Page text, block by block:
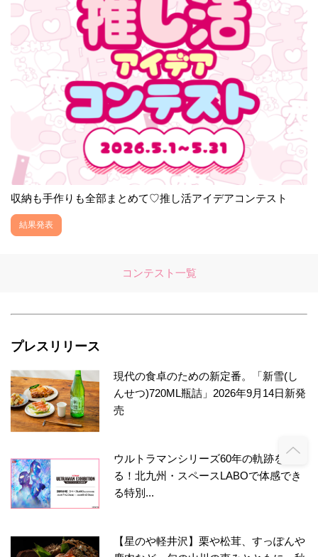
収納も手作りも全部まとめて♡推し活アイデアコンテスト
結果発表
コンテスト一覧
プレスリリース
現代の食卓のための新定番。「新雪(し
んせつ)720ML瓶詰」2026年9月14日新発
売
ウルトラマンシリーズ60年の軌跡をたど
る！北九州・スペースLABOで体感でき
る特別...
【星のや軽井沢】栗や松茸、すっぽんや